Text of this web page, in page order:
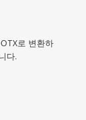
로 변환하
다.